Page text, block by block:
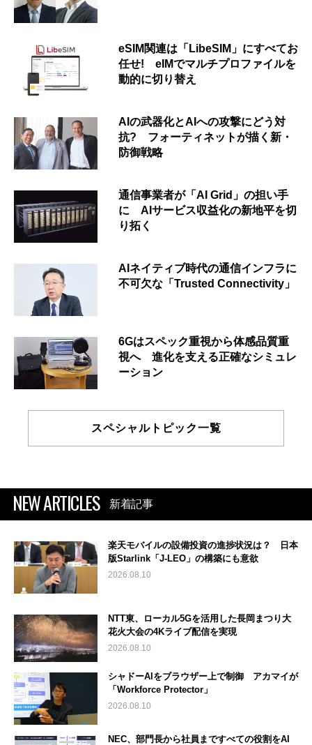
eSIM関連は「LibeSIM」にすべてお
任せ! eIMでマルチプロファイルを
動的に切り替え
AIの武器化とAIへの攻撃にどう対
抗? フォーティネットが描く新・
防御戦略
通信事業者が「AI Grid」の担い手
に AIサービス収益化の新地平を切
り拓く
AIネイティブ時代の通信インフラに
不可欠な「Trusted Connectivity」
6Gはスペック重視から体感品質重
視へ 進化を支える正確なシミュレ
ーション
スペシャルトピック一覧
NEW ARTICLES 新着記事
楽天モバイルの設備投資の進捗状況は？ 日本
版Starlink「J-LEO」の構築にも意欲
2026.08.10
NTT東、ローカル5Gを活用した長岡まつり大
花火大会の4Kライブ配信を実現
2026.08.10
シャドーAIをブラウザー上で制御 アカマイが
「Workforce Protector」
2026.08.10
NEC、部門長から社員まですべての役割をAI